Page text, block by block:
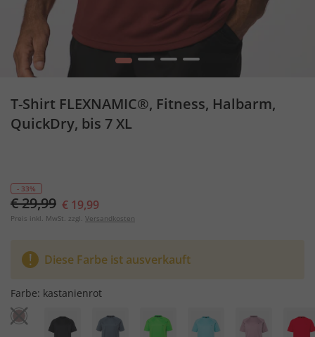
1 2 3 4
T-Shirt FLEXNAMIC®, Fitness, Halbarm,
QuickDry, bis 7 XL
- 33%
€ 29,99 € 19,99
Preis inkl. MwSt. zzgl. Versandkosten
Diese Farbe ist ausverkauft
Farbe: kastanienrot